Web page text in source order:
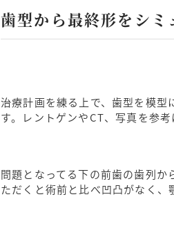
歯型から最終形をシミ
治療計画を練る上で、歯型を模型
す。レントゲンやCT、写真を参
問題となってる下の前歯の歯列
ただくと術前と比べ凹凸がなく、